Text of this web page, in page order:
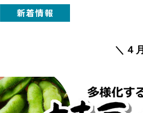
新着情報
＼４